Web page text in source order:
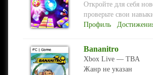
Откройте для себя
проверьте свои
Профиль
Bananitro
Xbox Live — TBA
Жанр не указан